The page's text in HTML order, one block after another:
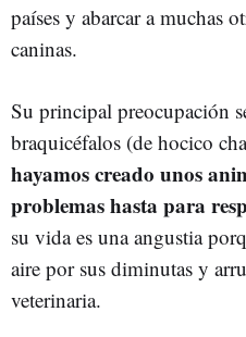
países y abarcar a muchas
caninas.
Su principal preocupación
braquicéfalos (de hocico
hayamos creado unos
problemas hasta para
su vida es una angustia
aire por sus diminutas y
veterinaria.